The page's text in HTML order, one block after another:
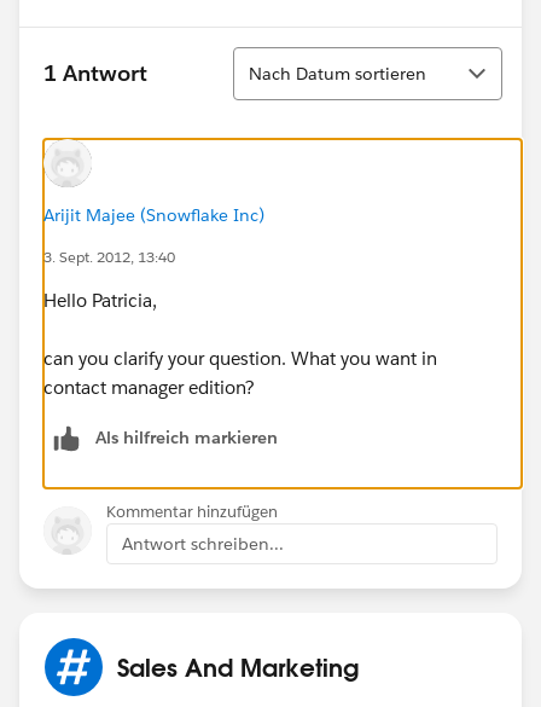
1 Antwort
Sortieren
Nach Datum sortieren
Arijit Majee (Snowflake Inc)
3. Sept. 2012, 13:40
Hello Patricia,
can you clarify your question. What you want in
contact manager edition?
Als hilfreich markieren
Kommentar hinzufügen
Antwort schreiben...
Sales And Marketing